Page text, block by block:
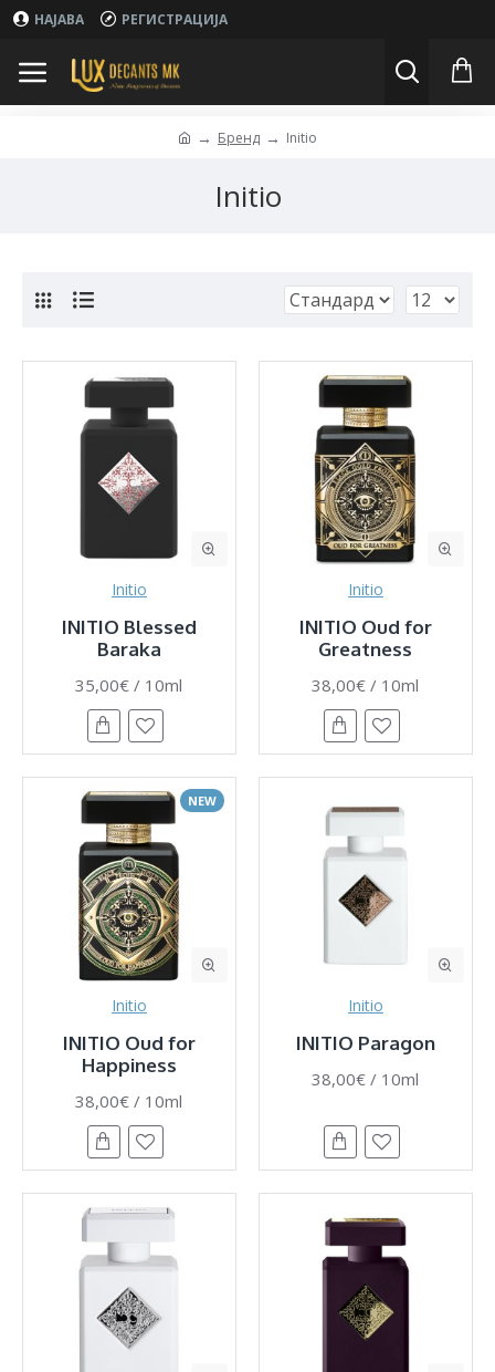
НАЈАВА РЕГИСТРАЦИЈА
Бренд Initio
Initio
Initio
INITIO Blessed
Baraka
35,00€ / 10ml
Initio
INITIO Oud for
Greatness
38,00€ / 10ml
NEW
Initio
INITIO Oud for
Happiness
38,00€ / 10ml
Initio
INITIO Paragon
38,00€ / 10ml